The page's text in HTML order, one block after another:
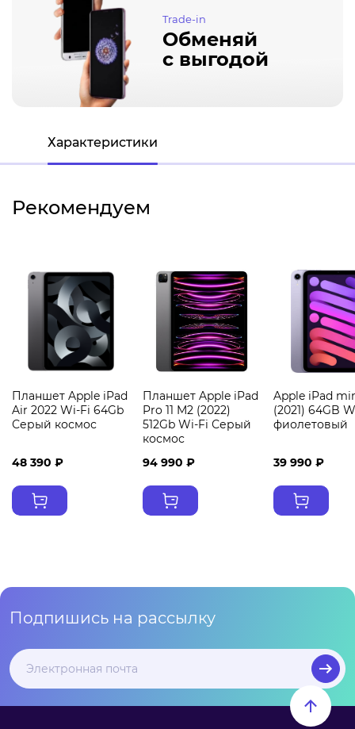
Trade-in
Обменяй
с выгодой
Характеристики
Рекомендуем
Планшет Apple iPad
Air 2022 Wi-Fi 64Gb
Серый космос
48 390 ₽
Планшет Apple iPad
Pro 11 M2 (2022)
512Gb Wi-Fi Серый
космос
94 990 ₽
Apple iPad
(2021) 64GB
фиолетовый
39 990 ₽
Подпишись на рассылку